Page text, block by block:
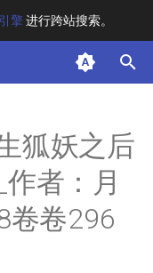
擎进行跨站搜索。
狐妖之后
者：月
卷卷296